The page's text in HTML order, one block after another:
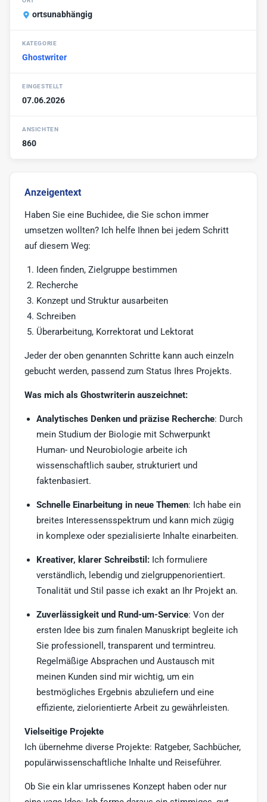
Sonstige
ortsunabhängig
KATEGORIE
Ghostwriter
EINGESTELLT
07.06.2026
ANSICHTEN
860
Anzeigentext
Haben Sie eine Buchidee, die Sie schon immer
umsetzen wollten? Ich helfe Ihnen bei jedem Schritt
auf diesem Weg:
Ideen finden, Zielgruppe bestimmen
Recherche
Konzept und Struktur ausarbeiten
Schreiben
Überarbeitung, Korrektorat und Lektorat
Jeder der oben genannten Schritte kann auch einzeln
gebucht werden, passend zum Status Ihres Projekts.
Was mich als Ghostwriterin auszeichnet:
Analytisches Denken und präzise Recherche: Durch
mein Studium der Biologie mit Schwerpunkt
Human- und Neurobiologie arbeite ich
wissenschaftlich sauber, strukturiert und
faktenbasiert.
Schnelle Einarbeitung in neue Themen: Ich habe ein
breites Interessensspektrum und kann mich zügig
in komplexe oder spezialisierte Inhalte einarbeiten.
Kreativer, klarer Schreibstil: Ich formuliere
verständlich, lebendig und zielgruppenorientiert.
Tonalität und Stil passe ich exakt an Ihr Projekt an.
Zuverlässigkeit und Rund‑um‑Service: Von der
ersten Idee bis zum finalen Manuskript begleite ich
Sie professionell, transparent und termintreu.
Regelmäßige Absprachen und Austausch mit
meinen Kunden sind mir wichtig, um ein
bestmögliches Ergebnis abzuliefern und eine
effiziente, zielorientierte Arbeit zu gewährleisten.
Vielseitige Projekte
Ich übernehme diverse Projekte: Ratgeber, Sachbücher,
populärwissenschaftliche Inhalte und Reiseführer.
Ob Sie ein klar umrissenes Konzept haben oder nur